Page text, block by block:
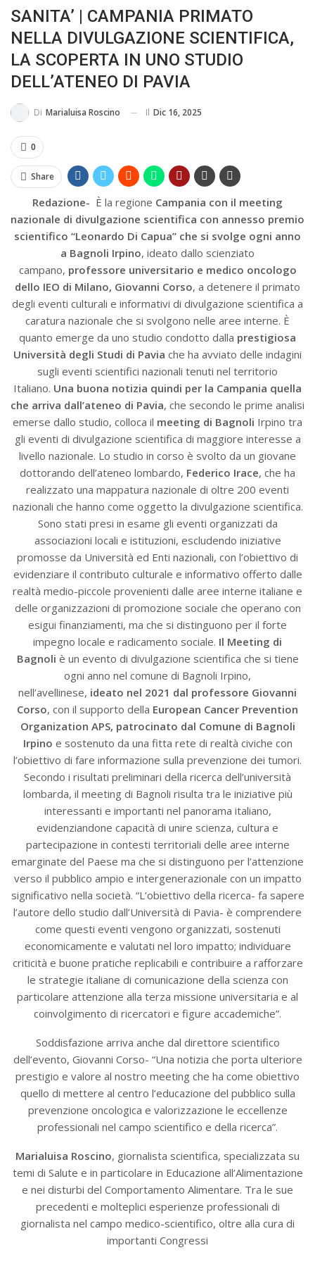
IN...
SANITA’ | CAMPANIA PRIMATO
NELLA DIVULGAZIONE SCIENTIFICA,
LA SCOPERTA IN UNO STUDIO
DELL’ATENEO DI PAVIA
Di Marialuisa Roscino Il Dic 16, 2025
0
Share
Redazione- È la regione Campania con il meeting
nazionale di divulgazione scientifica con annesso premio
scientifico “Leonardo Di Capua” che si svolge ogni anno
a Bagnoli Irpino, ideato dallo scienziato
campano, professore universitario e medico oncologo
dello IEO di Milano, Giovanni Corso, a detenere il primato
degli eventi culturali e informativi di divulgazione scientifica a
caratura nazionale che si svolgono nelle aree interne. È
quanto emerge da uno studio condotto dalla prestigiosa
Università degli Studi di Pavia che ha avviato delle indagini
sugli eventi scientifici nazionali tenuti nel territorio
Italiano. Una buona notizia quindi per la Campania quella
che arriva dall’ateneo di Pavia, che secondo le prime analisi
emerse dallo studio, colloca il meeting di Bagnoli Irpino tra
gli eventi di divulgazione scientifica di maggiore interesse a
livello nazionale. Lo studio in corso è svolto da un giovane
dottorando dell’ateneo lombardo, Federico Irace, che ha
realizzato una mappatura nazionale di oltre 200 eventi
nazionali che hanno come oggetto la divulgazione scientifica.
Sono stati presi in esame gli eventi organizzati da
associazioni locali e istituzioni, escludendo iniziative
promosse da Università ed Enti nazionali, con l’obiettivo di
evidenziare il contributo culturale e informativo offerto dalle
realtà medio-piccole provenienti dalle aree interne italiane e
delle organizzazioni di promozione sociale che operano con
esigui finanziamenti, ma che si distinguono per il forte
impegno locale e radicamento sociale. Il Meeting di
Bagnoli è un evento di divulgazione scientifica che si tiene
ogni anno nel comune di Bagnoli Irpino,
nell’avellinese, ideato nel 2021 dal professore Giovanni
Corso, con il supporto della European Cancer Prevention
Organization APS, patrocinato dal Comune di Bagnoli
Irpino e sostenuto da una fitta rete di realtà civiche con
l’obiettivo di fare informazione sulla prevenzione dei tumori.
Secondo i risultati preliminari della ricerca dell’università
lombarda, il meeting di Bagnoli risulta tra le iniziative più
interessanti e importanti nel panorama italiano,
evidenziandone capacità di unire scienza, cultura e
partecipazione in contesti territoriali delle aree interne
emarginate del Paese ma che si distinguono per l’attenzione
verso il pubblico ampio e intergenerazionale con un impatto
significativo nella società. “L’obiettivo della ricerca- fa sapere
l’autore dello studio dall’Università di Pavia- è comprendere
come questi eventi vengono organizzati, sostenuti
economicamente e valutati nel loro impatto; individuare
criticità e buone pratiche replicabili e contribuire a rafforzare
le strategie italiane di comunicazione della scienza con
particolare attenzione alla terza missione universitaria e al
coinvolgimento di ricercatori e figure accademiche”.
Soddisfazione arriva anche dal direttore scientifico
dell’evento, Giovanni Corso- “Una notizia che porta ulteriore
prestigio e valore al nostro meeting che ha come obiettivo
quello di mettere al centro l’educazione del pubblico sulla
prevenzione oncologica e valorizzazione le eccellenze
professionali nel campo scientifico e della ricerca”.
Marialuisa Roscino, giornalista scientifica, specializzata su
temi di Salute e in particolare in Educazione all’Alimentazione
e nei disturbi del Comportamento Alimentare. Tra le sue
precedenti e molteplici esperienze professionali di
giornalista nel campo medico-scientifico, oltre alla cura di
importanti Congressi